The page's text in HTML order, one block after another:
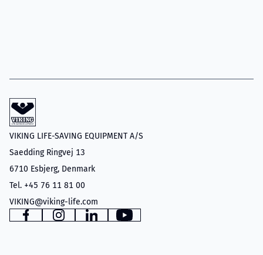
VIKING LIFE-SAVING EQUIPMENT A/S
Saedding Ringvej 13
6710 Esbjerg, Denmark
Tel. +45 76 11 81 00
VIKING@viking-life.com
www.facebook.com
www.instagram.com
www.linkedin.com
YouTube